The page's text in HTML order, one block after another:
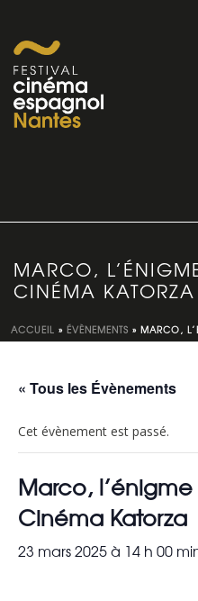
MARCO,
CINÉMA KATORZA
ACCUEIL » ÉVÈNEMENTS » MARCO,
« Tous les Évènements
Cet évènement est passé.
Marco,
Cinéma Katorza
23 mars 2025 à 14 h 00